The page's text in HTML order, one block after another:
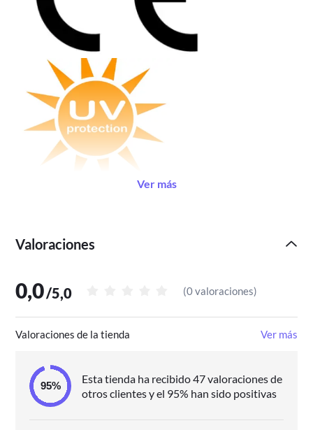
Ver más
Valoraciones
0,0/5,0 (0 valoraciones)
Valoraciones de la tienda Ver más
Esta tienda ha recibido 47 valoraciones de
otros clientes y el 95% han sido positivas